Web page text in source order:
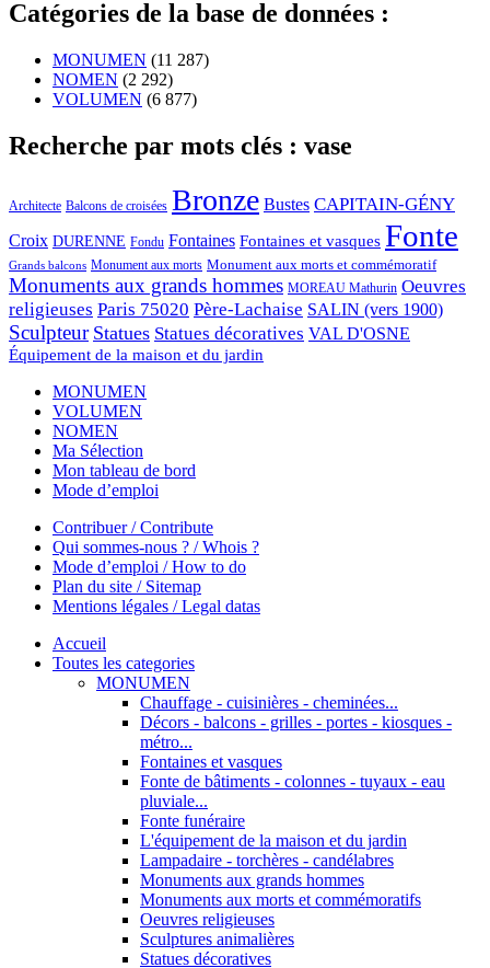
Catégories de la base de données :
MONUMEN (11 287)
NOMEN (2 292)
VOLUMEN (6 877)
Recherche par mots clés : vase
Architecte Balcons de croisées Bronze Bustes CAPITAIN-GÉNY
Croix DURENNE Fondu Fontaines Fontaines et vasques Fonte
Grands balcons Monument aux morts Monument aux morts et commémoratif
Monuments aux grands hommes MOREAU Mathurin Oeuvres
religieuses Paris 75020 Père-Lachaise SALIN (vers 1900)
Sculpteur Statues Statues décoratives VAL D'OSNE
Équipement de la maison et du jardin
MONUMEN
VOLUMEN
NOMEN
Ma Sélection
Mon tableau de bord
Mode d’emploi
Contribuer / Contribute
Qui sommes-nous ? / Whois ?
Mode d’emploi / How to do
Plan du site / Sitemap
Mentions légales / Legal datas
Accueil
Toutes les categories
MONUMEN
Chauffage - cuisinières - cheminées...
Décors - balcons - grilles - portes - kiosques -
métro...
Fontaines et vasques
Fonte de bâtiments - colonnes - tuyaux - eau
pluviale...
Fonte funéraire
L'équipement de la maison et du jardin
Lampadaire - torchères - candélabres
Monuments aux grands hommes
Monuments aux morts et commémoratifs
Oeuvres religieuses
Sculptures animalières
Statues décoratives